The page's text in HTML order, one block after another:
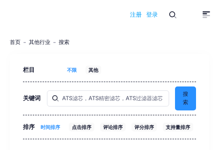
注册 登录
首页 其他行业 搜索
栏目 不限 其他
关键词
搜
索
排序 时间排序 点击排序 评论排序 评分排序 支持量排序